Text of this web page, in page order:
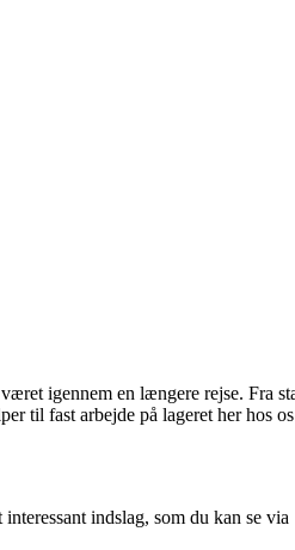
igennem en længere rejse. Fra
til fast arbejde på lageret her hos
indslag, som du kan se via